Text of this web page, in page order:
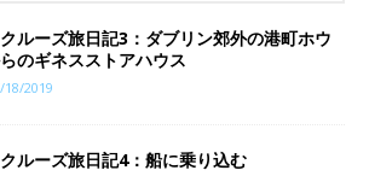
ルーズ旅日記3：ダブリン郊外の港町ホウ
のギネスストアハウス
18/2019
ルーズ旅日記4：船に乗り込む